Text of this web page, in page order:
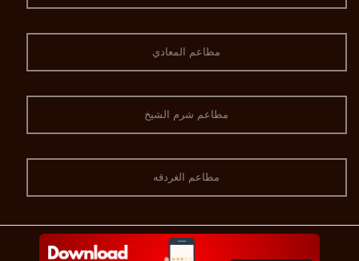
مطاعم المعادي
مطاعم شرم الشيخ
مطاعم الغردقه